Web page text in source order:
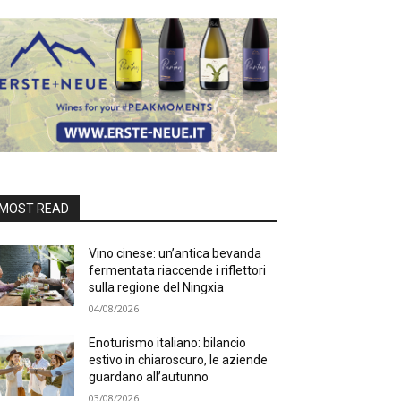
READ
Vino cinese: un’antica bevanda
fermentata riaccende i riflettori
sulla regione del Ningxia
04/08/2026
Enoturismo italiano: bilancio
estivo in chiaroscuro, le aziende
guardano all’autunno
03/08/2026